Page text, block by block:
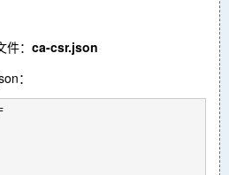
： ca-csr.json
：